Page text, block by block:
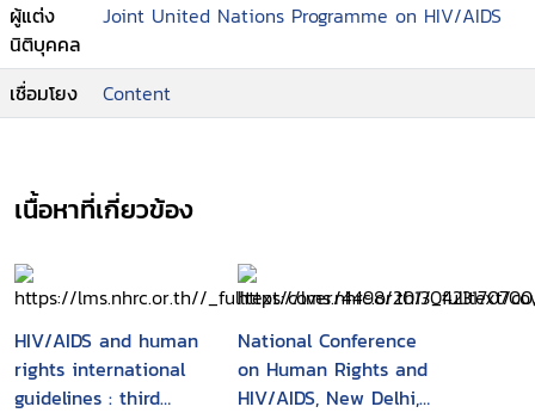
ผู้แต่ง
นิติบุคคล
Joint United Nations Programme on HIV/AIDS
เชื่อมโยง Content
เนื้อหาที่เกี่ยวข้อง
HIV/AIDS and human
rights international
guidelines : third
National Conference
on Human Rights and
HIV/AIDS, New Delhi,